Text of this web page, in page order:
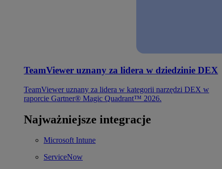
TeamViewer uznany za lidera w dziedzinie DEX
TeamViewer uznany za lidera w kategorii narzędzi DEX w
raporcie Gartner® Magic Quadrant™ 2026.
Najważniejsze integracje
Microsoft Intune
ServiceNow